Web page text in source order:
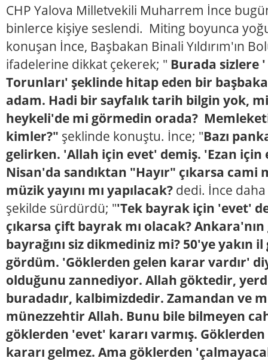
CHP Yalova Milletvekili Muharrem İnce
binlerce kişiye seslendi. Miting boyunca
konuşan İnce, Başbakan Binali Yıldırım'ın
ifadelerine dikkat çekerek; " Burada sizlere
Torunları' şeklinde hitap eden bir
adam. Hadi bir sayfalık tarih bilgin yok,
heykeli'de mi görmedin orada?
kimler?" şeklinde konuştu. İnce; "Bazı
gelirken. 'Allah için evet' demiş. 'Ezan için
Nisan'da sandıktan "Hayır" çıkarsa
müzik yayını mı yapılacak? dedi. İnce
şekilde sürdürdü; "'Tek bayrak için 'evet'
çıkarsa çift bayrak mı olacak?
bayrağını siz dikmediniz mi? 50'ye yakın
gördüm. 'Göklerden gelen karar vardır'
olduğunu zannediyor. Allah göktedir,
buradadır, kalbimizdedir. Zamandan ve
münezzehtir Allah. Bunu bile bilmeyen
göklerden 'evet' kararı varmış.
kararı gelmez. Ama göklerden